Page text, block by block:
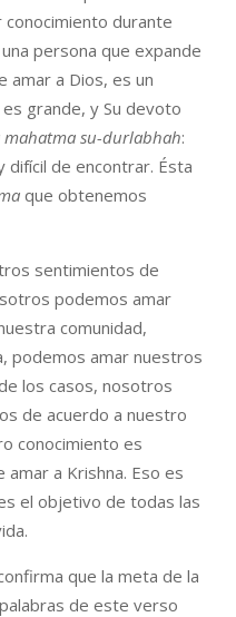
conocimiento durante
persona que expande
amar a Dios, es un
es grande, y Su devoto
mahatma su-durlabhah:
difícil de encontrar. Ésta
que obtenemos
sentimientos de
podemos amar
comunidad,
podemos amar nuestros
los casos, nosotros
de acuerdo a nuestro
conocimiento es
a Krishna. Eso es
el objetivo de todas las
que la meta de la
de este verso